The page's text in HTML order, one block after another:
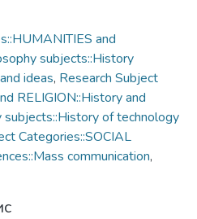
and
subjects::History
ideas, Research Subject
RELIGION::History and
of technology
Categories::SOCIAL
communication,